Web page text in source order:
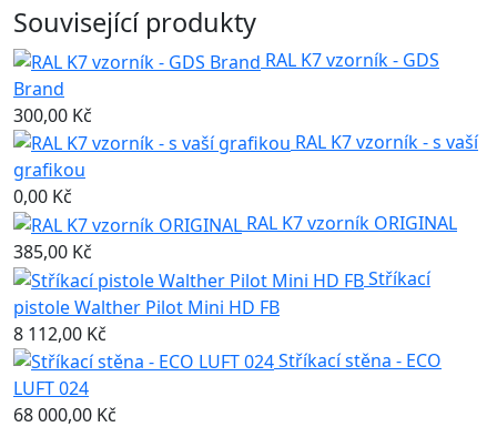
Související produkty
RAL K7 vzorník - GDS
Brand
300,00 Kč
RAL K7 vzorník - s vaší
grafikou
0,00 Kč
RAL K7 vzorník ORIGINAL
385,00 Kč
Stříkací
pistole Walther Pilot Mini HD FB
8 112,00 Kč
Stříkací stěna - ECO
LUFT 024
68 000,00 Kč